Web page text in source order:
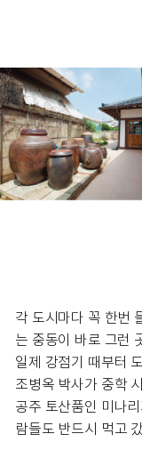
각 도시마다 꼭 한번
는 중동이 바로 그런
일제 강점기 때부터
조병옥 박사가 중학
공주 토산품인 미나
람들도 반드시 먹고